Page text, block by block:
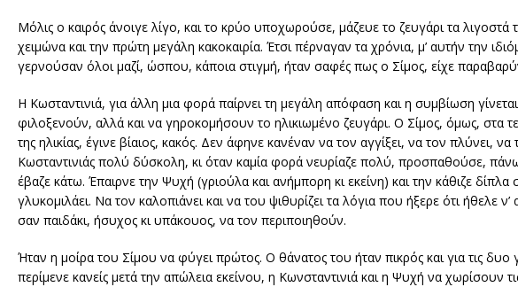
Μόλις ο καιρός άνοιγε λίγο, και το κρύο υποχωρούσε, μάζευε το ζευγάρι τα
χειμώνα και την πρώτη μεγάλη κακοκαιρία. Έτσι πέρναγαν τα χρόνια, μ’ αυτήν την
γερνούσαν όλοι μαζί, ώσπου, κάποια στιγμή, ήταν σαφές πως ο Σίμος, είχε
Η Κωσταντινιά, για άλλη μια φορά παίρνει τη μεγάλη απόφαση και η συμβίωση
φιλοξενούν, αλλά και να γηροκομήσουν το ηλικιωμένο ζευγάρι. Ο Σίμος, όμως, στα
της ηλικίας, έγινε βίαιος, κακός. Δεν άφηνε κανέναν να τον αγγίξει, να τον πλύνει,
Κωσταντινιάς πολύ δύσκολη, κι όταν καμία φορά νευρίαζε πολύ, προσπαθούσε,
έβαζε κάτω. Έπαιρνε την Ψυχή (γριούλα και ανήμπορη κι εκείνη) και την κάθιζε
γλυκομιλάει. Να τον καλοπιάνει και να του ψιθυρίζει τα λόγια που ήξερε ότι ήθελε
σαν παιδάκι, ήσυχος κι υπάκουος, να τον περιποιηθούν.
Ήταν η μοίρα του Σίμου να φύγει πρώτος. Ο θάνατος του ήταν πικρός και για τις δυο
περίμενε κανείς μετά την απώλεια εκείνου, η Κωνσταντινιά και η Ψυχή να χωρίσουν